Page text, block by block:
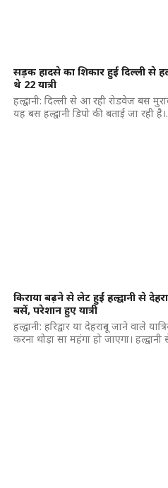
सड़क हादसे का शिकार हुई दिल्ली से
थे 22 यात्री
हल्द्वानी: दिल्ली से आ रही रोडवेज बस
यह बस हल्द्वानी डिपो की बताई जा रही
किराया बढ़ने से लेट हुईं हल्द्वानी से
बसें, परेशान हुए यात्री
हल्द्वानी: हरिद्वार या देहरादून जाने वाले
करना थोड़ा सा महंगा हो जाएगा। हल्द्वानी